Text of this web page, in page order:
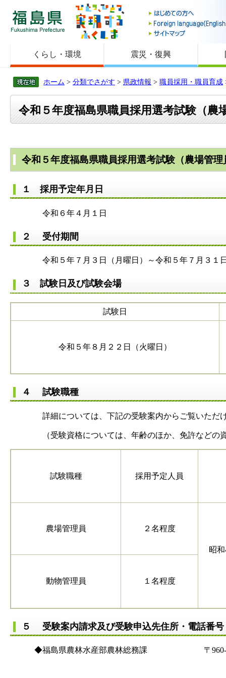
福島県
くらし・環境 震災・復興
ホーム > 分類でさがす > 県政情報 > 職員採用・職員育成
令和５年度福島県職員採用選考試験（
令和５年度福島県職員採用選考試験（農場管
１ 採用予定年月日
令和６年４月１日
２ 受付期間
令和５年７月３日（月曜日）～令和５年７月３１日
３ 試験日及び試験会場
試験日
令和５年８月２２日（火曜日）
４ 試験職種
詳細については、下記の受験案内からご覧いただ
（受験資格については、年齢のほか、免許などの資
試験職種 採用予定人員
農場管理員 ２名程度
昭
動物管理員 １名程度
５ 受験案内請求及び受験申込先住所・電話番
◆福島県農林水産部農林総務課 〒960-8670